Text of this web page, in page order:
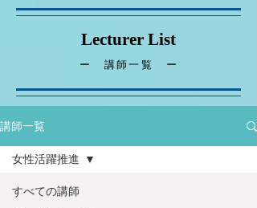
Lecturer List
ー 講師一覧 ー
講師一覧
すべての講師
女性活躍推進